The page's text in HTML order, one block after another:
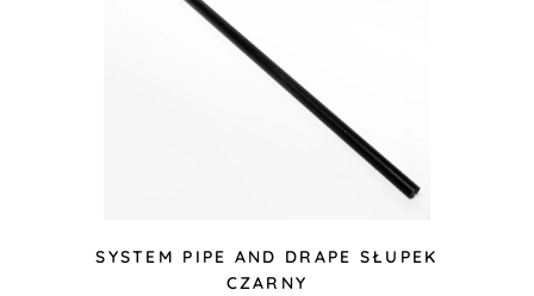
SYSTEM PIPE AND DRAPE SŁUPEK
CZARNY